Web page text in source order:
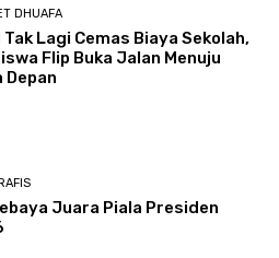
DHUAFA
Tak Lagi Cemas Biaya Sekolah,
Flip Buka Jalan Menuju
Depan
Juara Piala Presiden